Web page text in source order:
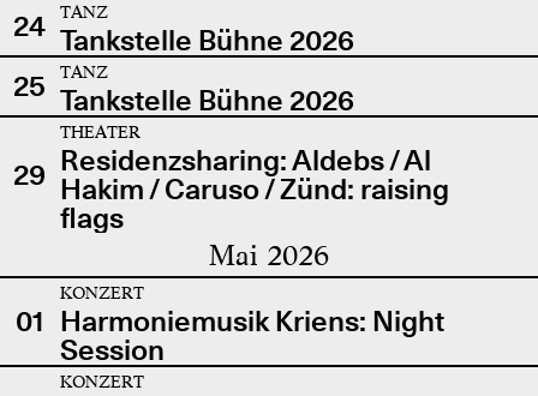
24
TANZ
Tankstelle Bühne 2026
25
TANZ
Tankstelle Bühne 2026
29
THEATER
Residenzsharing: Aldebs / Al
Hakim / Caruso / Zünd: raising
flags
Mai 2026
01
KONZERT
Harmoniemusik Kriens: Night
Session
KONZERT